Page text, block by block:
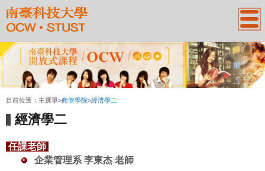
:::
目前位置： 主選單>商管學院>經濟學二
經濟學二
任課老師
企業管理系 李東杰 老師